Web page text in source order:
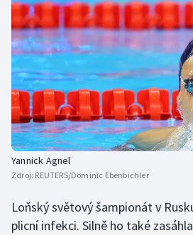
Yannick Agnel
Zdroj: REUTERS/Dominic Ebenbichler
Loňský světový šampionát v
plicní infekci. Silně ho také